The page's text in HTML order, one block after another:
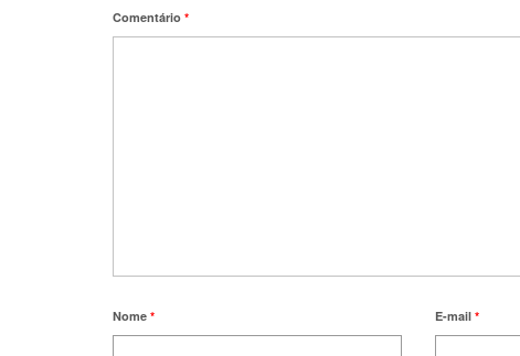
Comentário *
Nome * E-mail*